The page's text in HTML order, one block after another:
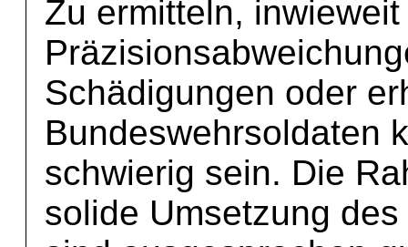
Zu ermitteln,
Schädigungen oder
Bundeswehrsoldaten
schwierig sein. Die
solide Umsetzung